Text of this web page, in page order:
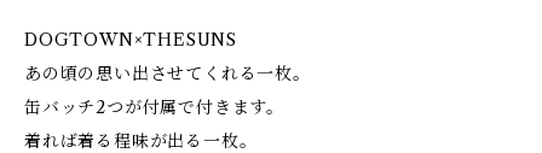
DOGTOWN×THESUNS
あの頃の思い出させてくれる一枚。
缶バッチ2つが付属で付きます。
着れば着る程味が出る一枚。